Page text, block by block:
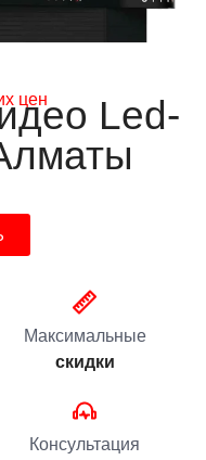
цен
Led-
Максимальные
скидки
Консультация